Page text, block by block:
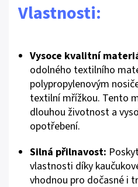
Vlastnosti:
Vysoce kvalitní
odolného textilního
polypropylenovým
textilní mřížkou. Tento
dlouhou životnost a
opotřebení.
Silná přilnavost:
vlastnosti díky
vhodnou pro dočasné i